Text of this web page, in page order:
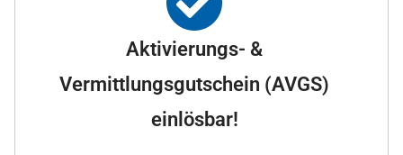
Aktivierungs- &
Vermittlungsgutschein (AVGS)
einlösbar!